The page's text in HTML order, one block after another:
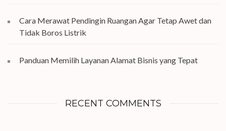
Cara Merawat Pendingin Ruangan Agar Tetap Awet dan
Tidak Boros Listrik
Panduan Memilih Layanan Alamat Bisnis yang Tepat
RECENT COMMENTS